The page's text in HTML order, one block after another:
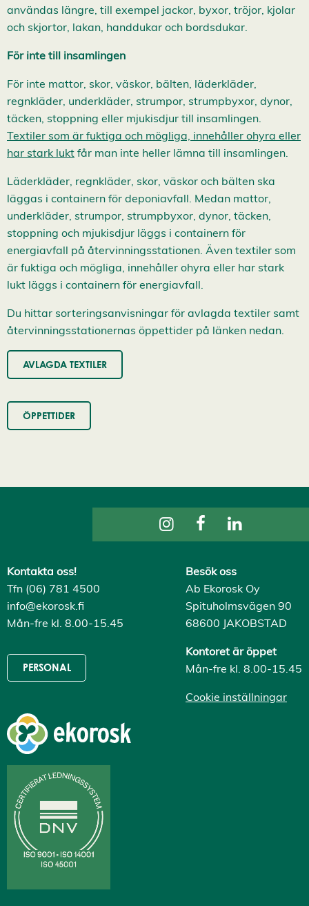
användas längre, till exempel jackor, byxor, tröjor, kjolar
och skjortor, lakan, handdukar och bordsdukar.
För inte till insamlingen
För inte mattor, skor, väskor, bälten, läderkläder,
regnkläder, underkläder, strumpor, strumpbyxor, dynor,
täcken, stoppning eller mjukisdjur till insamlingen.
Textiler som är fuktiga och mögliga, innehåller ohyra eller
har stark lukt får man inte heller lämna till insamlingen.
Läderkläder, regnkläder, skor, väskor och bälten ska
läggas i containern för deponiavfall. Medan mattor,
underkläder, strumpor, strumpbyxor, dynor, täcken,
stoppning och mjukisdjur läggs i containern för
energiavfall på återvinningsstationen. Även textiler som
är fuktiga och mögliga, innehåller ohyra eller har stark
lukt läggs i containern för energiavfall.
Du hittar sorteringsanvisningar för avlagda textiler samt
återvinningsstationernas öppettider på länken nedan.
AVLAGDA TEXTILER
ÖPPETTIDER
Kontakta oss!
Tfn (06) 781 4500
info@ekorosk.fi
Mån-fre kl. 8.00-15.45
PERSONAL
Besök oss
Ab Ekorosk Oy
Spituholmsvägen 90
68600 JAKOBSTAD
Kontoret är öppet
Mån-fre kl. 8.00-15.45
Cookie inställningar